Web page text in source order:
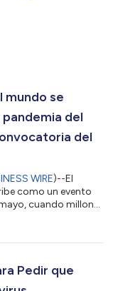
mundo se
del
del
WIRE)--El
como un evento
cuando millones
que hizo el Comité
Pedir que